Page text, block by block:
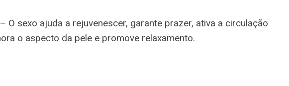
– O sexo ajuda a rejuvenescer, garante prazer, ativa a circulação
o aspecto da pele e promove relaxamento.